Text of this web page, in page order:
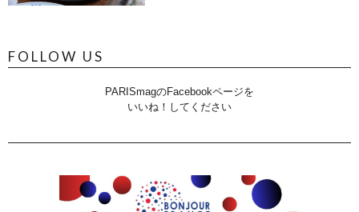
FOLLOW US
PARISmagのFacebookページを
いいね！してください